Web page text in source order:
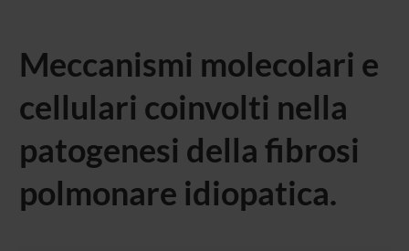
Meccanismi molecolari e
cellulari coinvolti nella
patogenesi della fibrosi
polmonare idiopatica.